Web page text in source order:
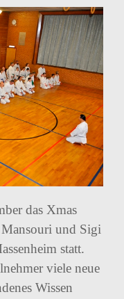
das Xmas
und Sigi
statt.
viele neue
Wissen